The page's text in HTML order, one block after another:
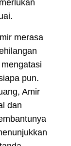
merasa
pun.
Amir
dan